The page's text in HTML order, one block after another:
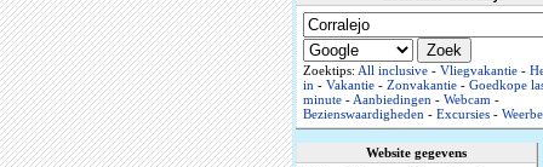
Zoektips: All inclusive- Vliegvakantie-
in- Vakantie- Zonvakantie- Goedkope
minute-Aanbiedingen- Webcam-
Bezienswaardigheden- Excursies-
Website gegevens